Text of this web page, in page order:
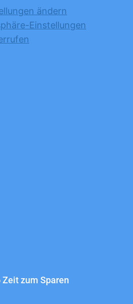
ändern
Einstellungen
zum Sparen